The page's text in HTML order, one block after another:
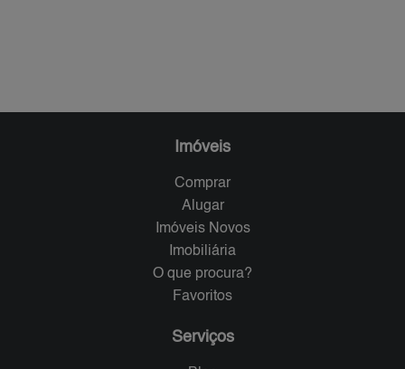
Imóveis
Comprar
Alugar
Imóveis Novos
Imobiliária
O que procura?
Favoritos
Serviços